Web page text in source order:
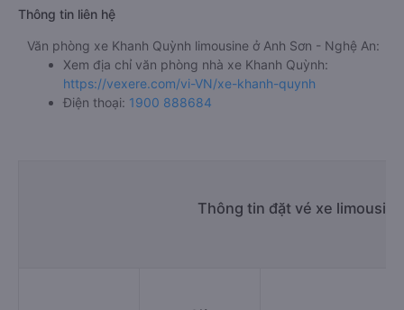
Thông tin liên hệ
Văn phòng xe Khanh Quỳnh limousine ở Anh Sơn - Nghệ An:
Xem địa chỉ văn phòng nhà xe Khanh Quỳnh:
https://vexere.com/vi-VN/xe-khanh-quynh
Điện thoại: 1900 888684
Thông tin đặt vé xe